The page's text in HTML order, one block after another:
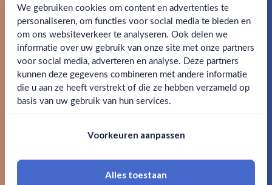
Ben jij 18 jaar of ouder?
Ja Nee
18 jaar of ouder zijn
We gebruiken cookies om content en advertenties te
personaliseren, om functies voor social media te bieden en
om ons websiteverkeer te analyseren. Ook delen we
informatie over uw gebruik van onze site met onze partners
voor social media, adverteren en analyse. Deze partners
kunnen deze gegevens combineren met andere informatie
die u aan ze heeft verstrekt of die ze hebben verzameld op
basis van uw gebruik van hun services.
Voorkeuren aanpassen
Alles toestaan
Schrijf je in en ontvang direct 5% korting op je eerste
bestelling.
Email
Claim mijn korting